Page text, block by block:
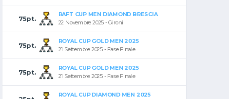
75pt.
RAFT CUP MEN DIAMOND BRESCIA
22 Novembre 2025 - Gironi
75pt.
ROYAL CUP GOLD MEN 2025
21 Settembre 2025 - Fase Finale
75pt.
ROYAL CUP GOLD MEN 2025
21 Settembre 2025 - Fase Finale
ROYAL CUP DIAMOND MEN 2025